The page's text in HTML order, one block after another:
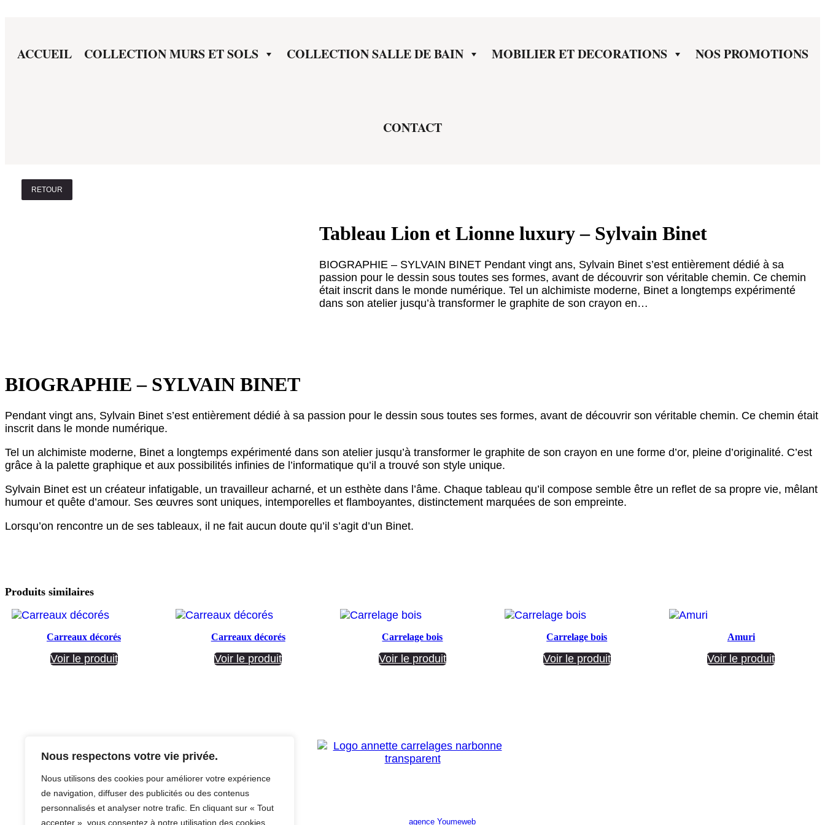
Nous respectons votre vie privée.
Nous utilisons des cookies pour améliorer votre expérience
de navigation, diffuser des publicités ou des contenus
personnalisés et analyser notre trafic. En cliquant sur « Tout
accepter », vous consentez à notre utilisation des cookies.
ACCUEIL COLLECTION MURS ET SOLS COLLECTION SALLE DE BAIN MOBILIER ET DECORATIONS NOS PROMOTIONS
CONTACT
RETOUR
Tableau Lion et Lionne luxury – Sylvain Binet
BIOGRAPHIE – SYLVAIN BINET Pendant vingt ans, Sylvain Binet s’est entièrement dédié à sa
passion pour le dessin sous toutes ses formes, avant de découvrir son véritable chemin. Ce chemin
était inscrit dans le monde numérique. Tel un alchimiste moderne, Binet a longtemps expérimenté
dans son atelier jusqu’à transformer le graphite de son crayon en…
BIOGRAPHIE – SYLVAIN BINET
Pendant vingt ans, Sylvain Binet s’est entièrement dédié à sa passion pour le dessin sous toutes ses formes, avant de découvrir son véritable chemin. Ce chemin était
inscrit dans le monde numérique.
Tel un alchimiste moderne, Binet a longtemps expérimenté dans son atelier jusqu’à transformer le graphite de son crayon en une forme d’or, pleine d’originalité. C’est
grâce à la palette graphique et aux possibilités infinies de l’informatique qu’il a trouvé son style unique.
Sylvain Binet est un créateur infatigable, un travailleur acharné, et un esthète dans l’âme. Chaque tableau qu’il compose semble être un reflet de sa propre vie, mêlant
humour et quête d’amour. Ses œuvres sont uniques, intemporelles et flamboyantes, distinctement marquées de son empreinte.
Lorsqu’on rencontre un de ses tableaux, il ne fait aucun doute qu’il s’agit d’un Binet.
Produits similaires
Carreaux décorés
Voir le produit
Carreaux décorés
Voir le produit
Carrelage bois
Voir le produit
Carrelage bois
Voir le produit
Amuri
Voir le produit
Facebook
Instagram
agence Youmeweb